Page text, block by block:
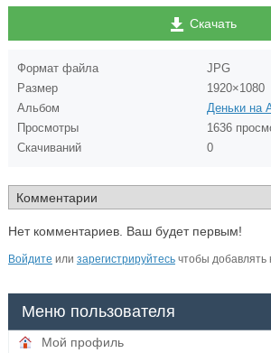
Скачать
Формат файла
JPG
Размер
1920×1080
Альбом
Деньки на
Просмотры
1636
Скачиваний
0
Нет комментариев. Ваш будет первым!
Войдите или зарегистрируйтесьчтобы добавлять
Меню пользователя
Мой профиль